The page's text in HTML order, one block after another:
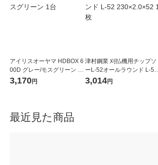
アイリスオーヤマ HDBOX 6
00D グレー/モスグリーン 1
台
3,170円
津村鋼業 刈払機用チップソ
ーL-52オールラウンド L-52
230×2.0×52 1枚
3,014円
最近見た商品